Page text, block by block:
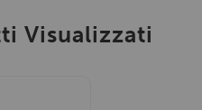
Visualizzati